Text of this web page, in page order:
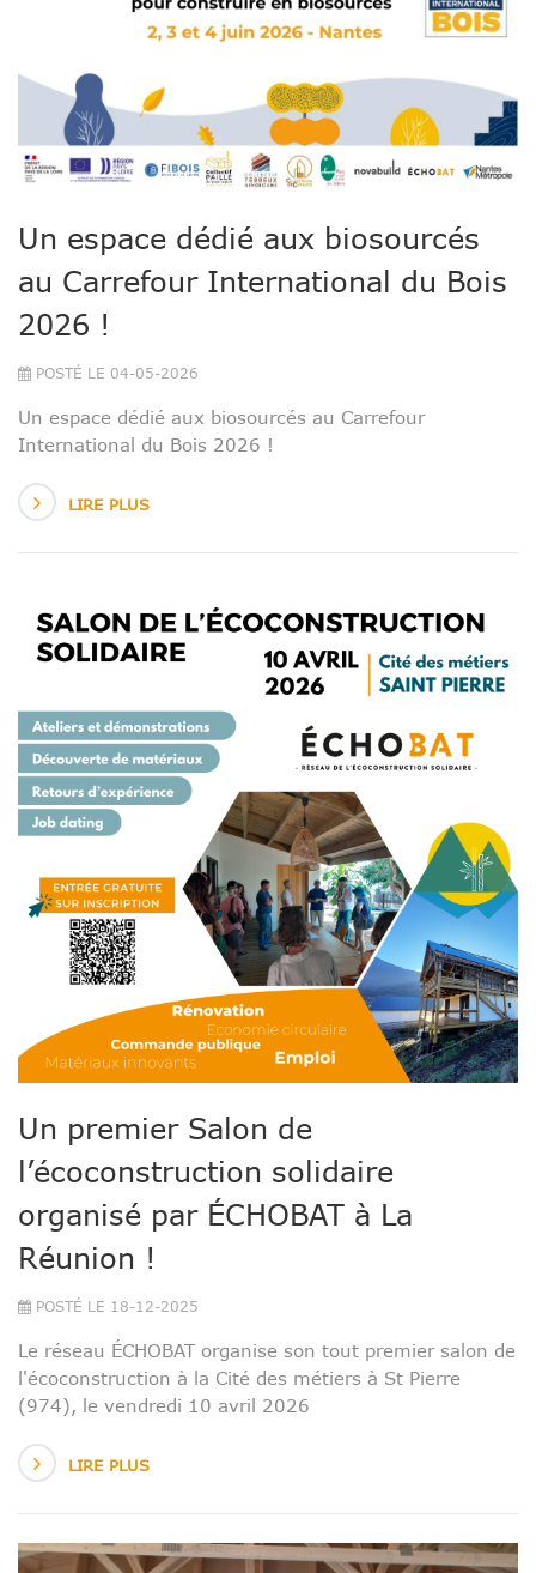
Un espace dédié aux biosourcés
au Carrefour International du Bois
2026 !
POSTÉ LE 04-05-2026
Un espace dédié aux biosourcés au Carrefour
International du Bois 2026 !
LIRE PLUS
Un premier Salon de
l’écoconstruction solidaire
organisé par ÉCHOBAT à La
Réunion !
POSTÉ LE 18-12-2025
Le réseau ÉCHOBAT organise son tout premier salon de
l'écoconstruction à la Cité des métiers à St Pierre
(974), le vendredi 10 avril 2026
LIRE PLUS